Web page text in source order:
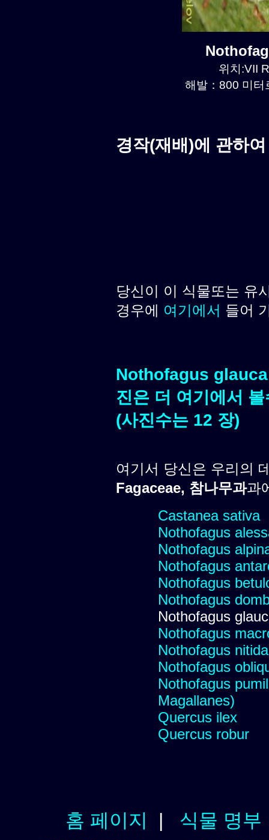
위치:VII
해발：800 미터
경작(재배)에 관하
당신이 이 식물또는 유
경우에 여기에서 들어
Nothofagus
진은 더 여기에서
(사진수는 12 장)
여기서 당신은 우리의
Fagaceae, 참나무과과
Castanea sativa
Nothofagus
Nothofagus
Nothofagus
Nothofagus
Nothofagus
Nothofagus
Nothofagus
Nothofagus
Nothofagus
Nothofagus
Magallanes)
Quercus ilex
Quercus robur
홈 페이지 | 식물 명부